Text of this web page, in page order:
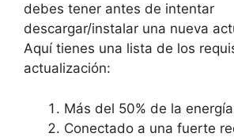
debes tener antes de intentar
descargar/instalar una nueva
Aquí tienes una lista de los
actualización:
Más del 50% de la
Conectado a una fuerte